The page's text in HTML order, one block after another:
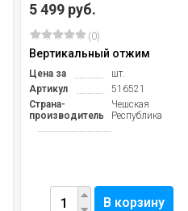
5 499 руб.
(0)
Вертикальный отжим
Цена за
шт.
Артикул
516521
Страна-
производитель
Чешская
Республика
В корзину